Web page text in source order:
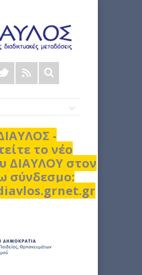
Φόρμα
αναζήτησης
-
το νέο
ΔΙΑΥΛΟΥ στον
σύνδεσμο: